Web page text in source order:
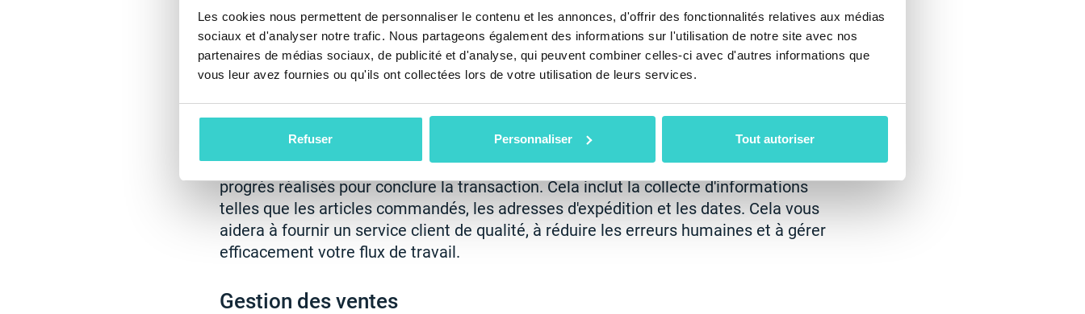
Les cookies nous permettent de personnaliser le contenu et les annonces, d'offrir des fonctionnalités relatives aux médias
sociaux et d'analyser notre trafic. Nous partageons également des informations sur l'utilisation de notre site avec nos
partenaires de médias sociaux, de publicité et d'analyse, qui peuvent combiner celles-ci avec d'autres informations que
vous leur avez fournies ou qu'ils ont collectées lors de votre utilisation de leurs services.
Refuser Personnaliser Tout autoriser
vous le faites, vous devez contrôler et suivre cette activité. Cela vous évitera de
confondre un téléphone non réparé avec un téléphone réparé. Il est important de
recueillir des informations sur les réparations, les coûts associés, les défauts corrigés
et d'autres détails pertinents.
Suivi des commandes, emballage et expédition
Lorsque vous recevez une commande, vous devez l'enregistrer et suivre tous les
progrès réalisés pour conclure la transaction. Cela inclut la collecte d'informations
telles que les articles commandés, les adresses d'expédition et les dates. Cela vous
aidera à fournir un service client de qualité, à réduire les erreurs humaines et à gérer
efficacement votre flux de travail.
Gestion des ventes